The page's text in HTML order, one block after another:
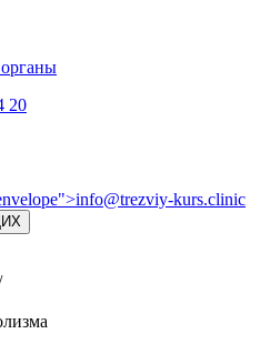
20
info@trezviy-kurs.clinic